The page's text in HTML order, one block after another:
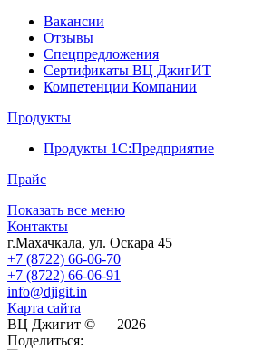
Вакансии
Отзывы
Спецпредложения
Сертификаты ВЦ ДжигИТ
Компетенции Компании
Продукты
Продукты 1С:Предприятие
Прайс
Показать все меню
Контакты
г.Махачкала, ул. Оскара 45
+7 (8722) 66-06-70
+7 (8722) 66-06-91
info@djigit.in
Карта сайта
ВЦ Джигит © — 2026
Поделиться: